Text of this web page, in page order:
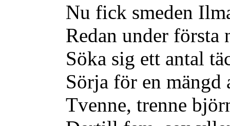
Nu fick smeden
Redan under första
Söka sig ett antal
Sörja för en mängd
Tvenne, trenne